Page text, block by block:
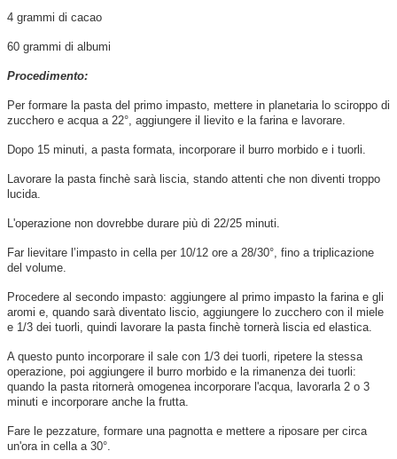
4 grammi di cacao
60 grammi di albumi
Procedimento:
Per formare la pasta del primo impasto, mettere in planetaria lo sciroppo di
zucchero e acqua a 22°, aggiungere il lievito e la farina e lavorare.
Dopo 15 minuti, a pasta formata, incorporare il burro morbido e i tuorli.
Lavorare la pasta finchè sarà liscia, stando attenti che non diventi troppo
lucida.
L'operazione non dovrebbe durare più di 22/25 minuti.
Far lievitare l’impasto in cella per 10/12 ore a 28/30°, fino a triplicazione
del volume.
Procedere al secondo impasto: aggiungere al primo impasto la farina e gli
aromi e, quando sarà diventato liscio, aggiungere lo zucchero con il miele
e 1/3 dei tuorli, quindi lavorare la pasta finchè tornerà liscia ed elastica.
A questo punto incorporare il sale con 1/3 dei tuorli, ripetere la stessa
operazione, poi aggiungere il burro morbido e la rimanenza dei tuorli:
quando la pasta ritornerà omogenea incorporare l'acqua, lavorarla 2 o 3
minuti e incorporare anche la frutta.
Fare le pezzature, formare una pagnotta e mettere a riposare per circa
un'ora in cella a 30°.